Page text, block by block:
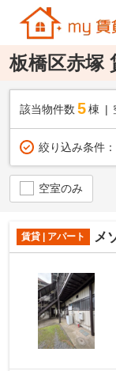
板橋区赤塚
該当物件数 5棟
絞り込み条件：
空室のみ
賃貸 | アパート メ